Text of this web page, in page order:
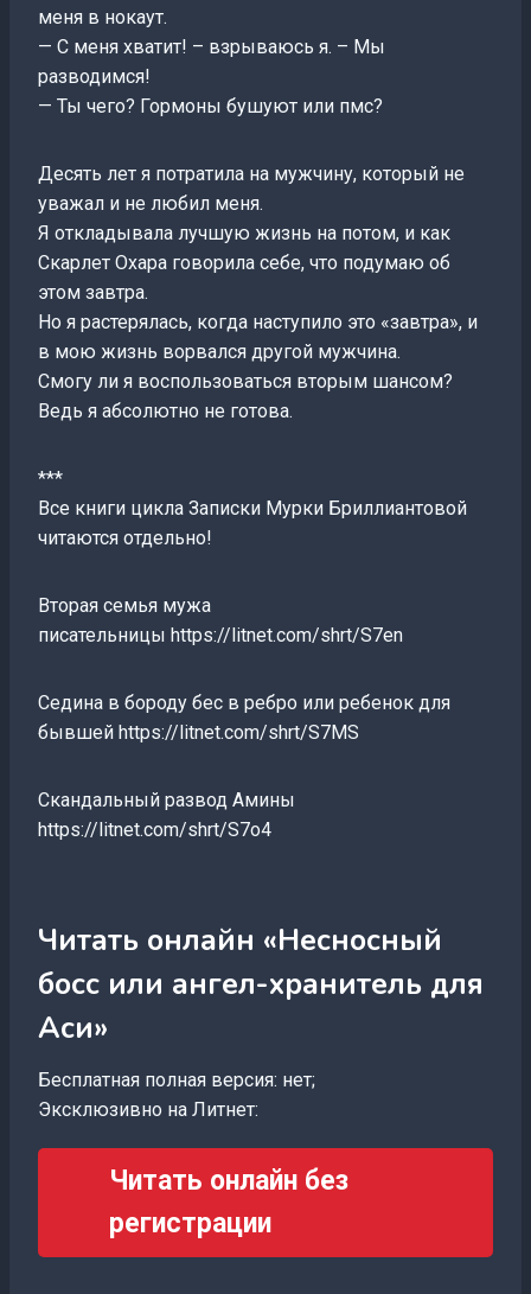
меня в нокаут.
— С меня хватит! – взрываюсь я. – Мы
разводимся!
— Ты чего? Гормоны бушуют или пмс?
Десять лет я потратила на мужчину, который не
уважал и не любил меня.
Я откладывала лучшую жизнь на потом, и как
Скарлет Охара говорила себе, что подумаю об
этом завтра.
Но я растерялась, когда наступило это «завтра», и
в мою жизнь ворвался другой мужчина.
Смогу ли я воспользоваться вторым шансом?
Ведь я абсолютно не готова.
***
Все книги цикла Записки Мурки Бриллиантовой
читаются отдельно!
Вторая семья мужа
писательницы https://litnet.com/shrt/S7en
Седина в бороду бес в ребро или ребенок для
бывшей https://litnet.com/shrt/S7MS
Скандальный развод Амины
https://litnet.com/shrt/S7o4
Читать онлайн «Несносный
босс или ангел-хранитель для
Аси»
Бесплатная полная версия: нет;
Эксклюзивно на Литнет:
Читать онлайн без
регистрации